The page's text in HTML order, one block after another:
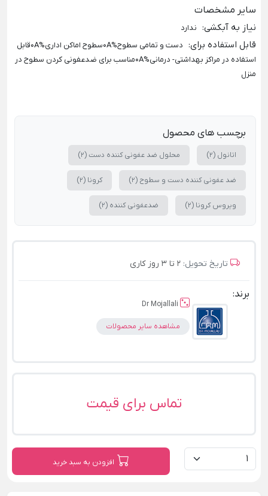
سایر مشخصات
نیاز به آبکشی: ندارد
قابل استفاده برای:
دست و تمامی سطوح%0Aسطوح اماکن اداری%0Aقابل
استفاده در مراکز بهداشتی- درمانی%0Aمناسب برای ضدعفونی کردن سطوح در
منزل
برچسب های محصول
اتانول (2) محلول ضد عفونی کننده دست(2)
ضد عفونی کننده دست و سطوح (2) کرونا (2)
ویروس کرونا (2) ضدعفونی کننده (2)
تاریخ تحویل: 2 تا 3 روز کاری
برند:
Dr Mojallali
مشاهده سایر محصولات
تماس برای قیمت
افزودن به سبد خرید